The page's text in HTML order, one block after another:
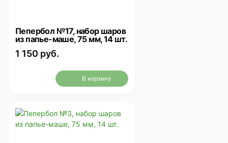
Пепербол №17, набор шаров
из папье-маше, 75 мм, 14 шт.
1 150 руб.
В корзину